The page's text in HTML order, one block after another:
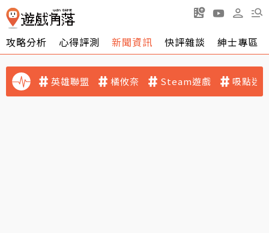
攻略分析 心得評測 新聞資訊 快評雜談 紳士專區
英雄聯盟 橘攸奈 Steam遊戲 吸點迷